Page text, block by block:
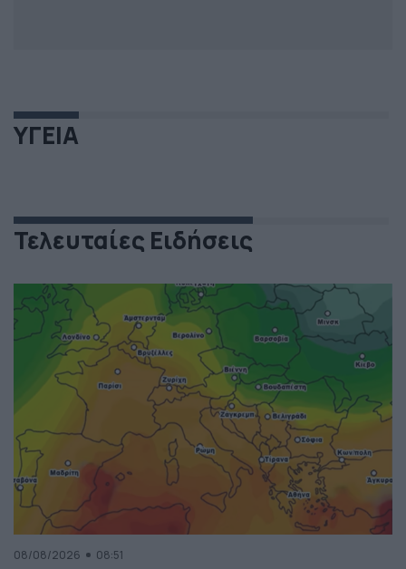
ΥΓΕΙΑ
Τελευταίες Ειδήσεις
08/08/2026 08:51